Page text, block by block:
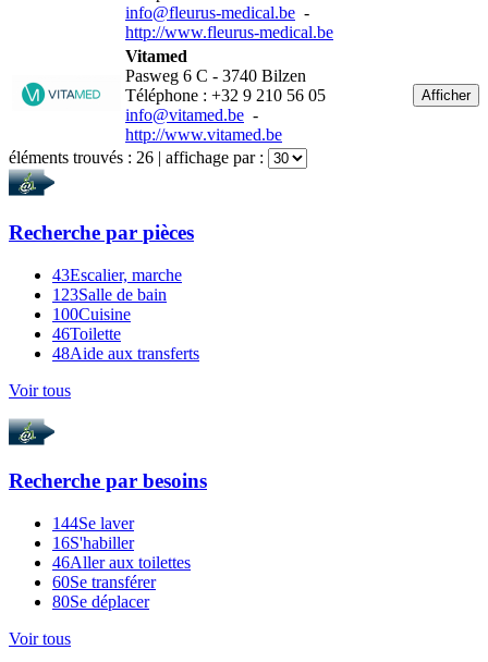
info@fleurus-medical.be -
http://www.fleurus-medical.be
Vitamed
Pasweg 6 C - 3740 Bilzen
Téléphone : +32 9 210 56 05
info@vitamed.be -
http://www.vitamed.be
Afficher
éléments trouvés : 26 | affichage par :
Recherche par pièces
43Escalier, marche
123Salle de bain
100Cuisine
46Toilette
48Aide aux transferts
Voir tous
Recherche par besoins
144Se laver
16S'habiller
46Aller aux toilettes
60Se transférer
80Se déplacer
Voir tous